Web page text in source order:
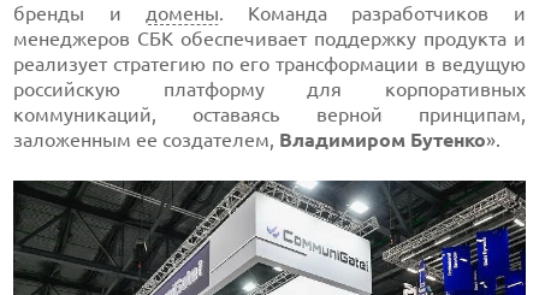
бренды и домены. Команда разработчиков и
менеджеров СБК обеспечивает поддержку продукта и
реализует стратегию по его трансформации в ведущую
российскую платформу для корпоративных
коммуникаций, оставаясь верной принципам,
заложенным ее создателем, Владимиром Бутенко».